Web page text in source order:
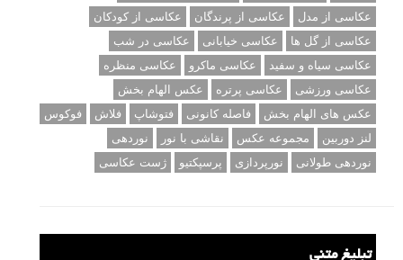
عکاسی از مدل
عکاسی از پرندگان
عکاسی از کودکان
عکاسی از گل ها
عکاسی خیابانی
عکاسی در شب
عکاسی سیاه و سفید
عکاسی ماکرو
عکاسی منظره
عکاسی ورزشی
عکاسی پرتره
عکس الهام بخش
عکس های الهام بخش
فاصله کانونی فتوشاپ فلاش
فوکوس
لنز دوربین
مجموعه عکس نقاشی با نور
نوردهی
نوردهی طولانی
نورپردازی پرسپکتیو ژست عکاسی
تبلیغ متنی